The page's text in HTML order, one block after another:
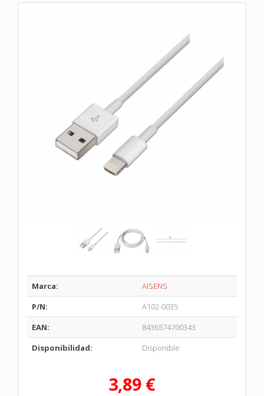
Marca:
AISENS
P/N:
A102-0035
EAN:
8436574700343
Disponibilidad:
Disponible
3,89 €